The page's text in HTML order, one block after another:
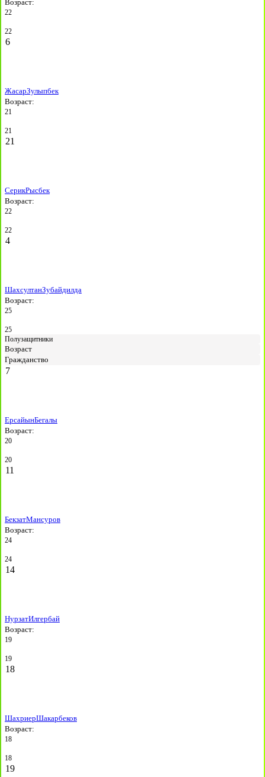
Возраст:
22
22
6
ЖасарЗулыпбек
Возраст:
21
21
21
СерикРысбек
Возраст:
22
22
4
ШахсултанЗубайдилда
Возраст:
25
25
Полузащитники
Возраст
Гражданство
7
ЕрсайынБегалы
Возраст:
20
20
11
БекзатМансуров
Возраст:
24
24
14
НурзатИлгербай
Возраст:
19
19
18
ШахриерШакарбеков
Возраст:
18
18
19